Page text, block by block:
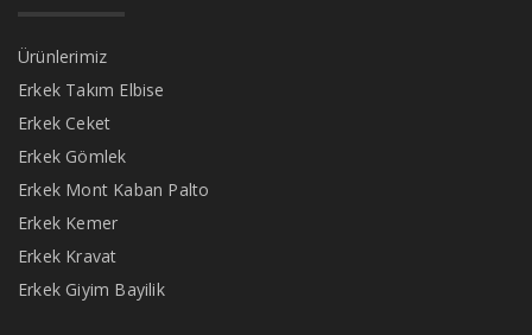
Ürünlerimiz
Erkek Takım Elbise
Erkek Ceket
Erkek Gömlek
Erkek Mont Kaban Palto
Erkek Kemer
Erkek Kravat
Erkek Giyim Bayilik